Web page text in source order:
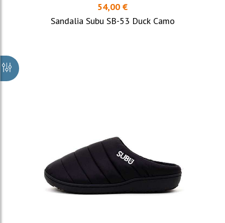
54,00 €
Sandalia Subu SB-53 Duck Camo